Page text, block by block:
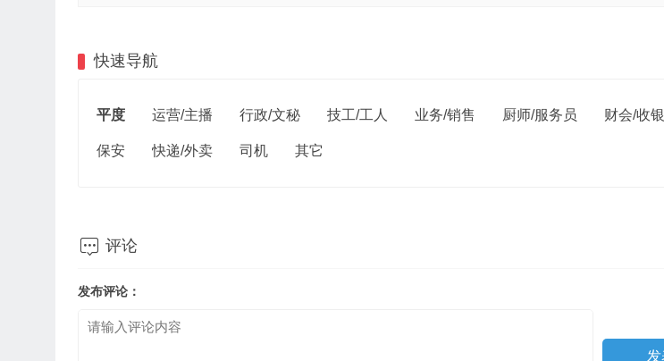
快速导航
平度 运营/主播 行政/文秘 技工/工人 业务/销售 厨师/服务员 财会/收银
保安 快递/外卖 司机 其它
 评论
发布评论：